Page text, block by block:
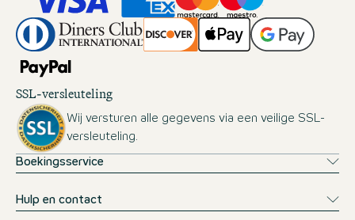
SSL-versleuteling
Wij versturen alle gegevens via een veilige SSL-
versleuteling.
Boekingsservice
Hulp en contact